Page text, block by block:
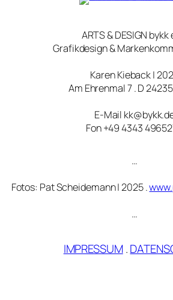
ARTS & DESIGN bykk
Grafikdesign &
Karen Kieback |
Am Ehrenmal 7 . D
E-Mail
Fon +49 4343
…
Fotos: Pat Scheidemann | 2025 .
…
IMPRESSUM.